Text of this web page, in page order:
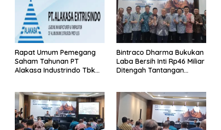
Rapat Umum Pemegang
Saham Tahunan PT
Alakasa Industrindo Tbk
Bintraco Dharma Bukukan
Laba Bersih Inti Rp46 Miliar
Ditengah Tantangan